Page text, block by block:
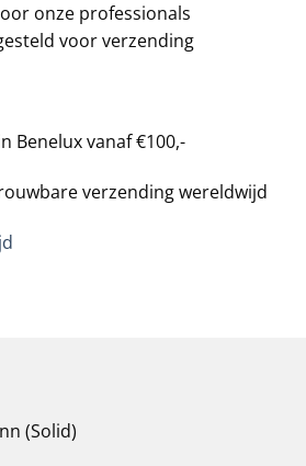
onze professionals
voor verzending
Benelux vanaf €100,-
verzending wereldwijd
(Solid)